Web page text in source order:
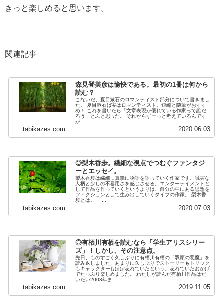
きっと楽しめると思います。
関連記事
森見登美彦は愉快である。最初の1冊は何から
読む？
こないだ、夏目漱石のロマンティスト部分について書きまし
た。 夏目漱石は実はロマンティスト。短編と随筆がおすす
め！ これを書いたら「文章表現が優れている作家って誰だ
ろう」とふと思った。 それからずーっと考えているんです
が…… ...
tabikazes.com 2020.06.03
◎梨木香歩。繊細な視点でつむぐファンタジ
ーとエッセイ。
梨木香歩は繊細に真摯に物語を語っていく作家です。誠実な
人柄と少しの不器用さを感じさせる。エンターテイメントと
して作品を作っていくというよりは、自分の中にある思想を
フィクションとして生み出していくタイプの作家。 梨木香
歩とは。 「...
tabikazes.com 2020.07.03
◎有栖川有栖を読むなら「学生アリスシリー
ズ」！しかし、その注意点。
先日、ものすごく久しぶりに有栖川有栖の「双頭の悪魔」を
読み返しました。あまりに久しぶりでストーリーもトリック
もキャラクターもほぼ忘れていたという。忘れていたおかげ
でたっぷり楽しめました。 わたしが読んだ有栖川作品はだ
いたい2003年ま...
tabikazes.com 2019.11.05